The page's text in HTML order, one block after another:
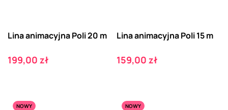
Lina animacyjna Poli 20 m
Cena
199,00 zł
Lina animacyjna Poli 15 m
Cena
159,00 zł
NOWY NOWY